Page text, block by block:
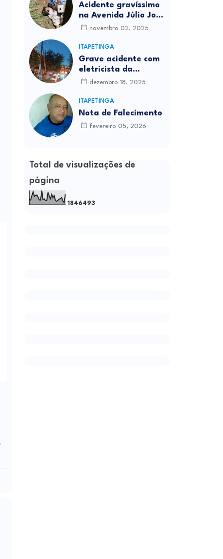
Acidente gravíssimo
na Avenida Júlio José
Rodrigues deixa um
novembro 02, 2025
ITAPETINGA
Grave acidente com
eletricista da
Prefeitura é
Itapetinga
dezembro 18, 2025
ITAPETINGA
Nota de Falecimento
fevereiro 05, 2026
Total de visualizações de
página
1 846493